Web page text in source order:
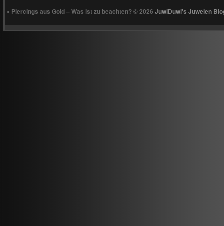
» Piercings aus Gold – Was ist zu beachten? © 2026 JuwiDuwi's Juwelen